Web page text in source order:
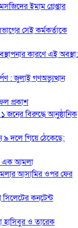
ইমাম গ্রেপ্তার
সেই কর্মকর্তাকে
কারণে এই অবস্থা:
: জুলাই গণঅভ্যুত্থান
প্রকাশ
জনের বিরুদ্ধে আনুষ্ঠানিক
দলে গিয়ে ঠেকেছে:
এক আমলা
আসামির ওপর ফের
কনটেন্ট
হাসিবুর ও তারেক